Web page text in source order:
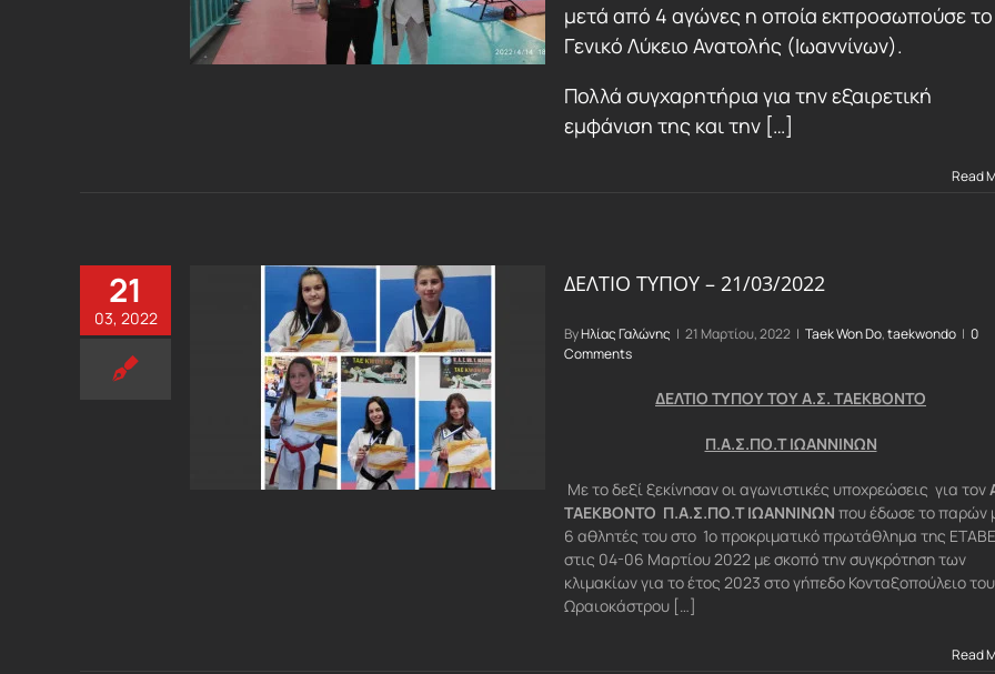
μετά από 4 αγώνες η οποία εκπροσωπούσε το
Γενικό Λύκειο Ανατολής (Ιωαννίνων).
Πολλά συγχαρητήρια για την εξαιρετική
εμφάνιση της και την […]
Read
21
03, 2022
ΔΕΛΤΙΟ ΤΥΠΟΥ – 21/03/2022
ByΗλίας Γαλώνης | 21 Μαρτίου, 2022 | Taek Won Do,taekwondo | 0
Comments
ΔΕΛΤΙΟ ΤΥΠΟΥ ΤΟΥ Α.Σ. ΤΑΕΚΒΟΝΤΟ
Π.Α.Σ.ΠΟ.Τ ΙΩΑΝΝΙΝΩΝ
Με το δεξί ξεκίνησαν οι αγωνιστικές υποχρεώσεις για τον
ΤΑΕΚΒΟΝΤΟ Π.Α.Σ.ΠΟ.Τ ΙΩΑΝΝΙΝΩΝ που έδωσε το παρών
6 αθλητές του στο 1ο προκριματικό πρωτάθλημα της ΕΤΑΒΕ
στις 04-06 Μαρτίου 2022 με σκοπό την συγκρότηση των
κλιμακίων για το έτος 2023 στο γήπεδο Κονταξοπούλειο του
Ωραιοκάστρου […]
Read